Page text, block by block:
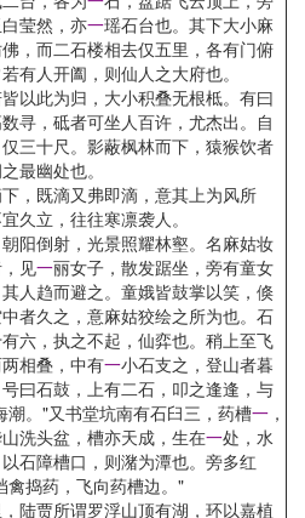
莹然，亦一瑶石台也。其下大小麻
，而二石楼相去仅五里，各有门俯
有人开阖，则仙人之大府也。
以此为归，大小积叠无根柢。有曰
寻，砥者可坐人百许，尤杰出。自
三十尺。影蔽枫林而下，猿猴饮者
最幽处也。
既滴又弗即滴，意其上为风所
久立，往往寒凛袭人。
阳倒射，光景照耀林壑。名麻姑妆
见一丽女子，散发踞坐，旁有童女
人趋而避之。童娥皆鼓掌以笑，倏
者久之，意麻姑狡绘之所为也。石
六，执之不起，仙弈也。稍上至飞
相叠，中有一小石支之，登山者暮
曰石鼓，上有二石，叩之逢逢，与
。"又书堂坑南有石臼三，药槽一 ，
洗头盆，槽亦天成，生在一处，水
石障槽口，则潴为潭也。旁多红
禽捣药，飞向药槽边。"
贾所谓罗浮山顶有湖，环以嘉植